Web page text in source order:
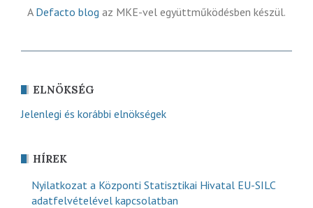
A Defacto blog az MKE-vel együttműködésben készül.
ELNÖKSÉG
Jelenlegi és korábbi elnökségek
HÍREK
Nyilatkozat a Központi Statisztikai Hivatal EU-SILC
adatfelvételével kapcsolatban